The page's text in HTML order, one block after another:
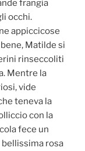
frangia
occhi.
appiccicose
Matilde si
rinseccoliti
Mentre la
vide
teneva la
con la
fece un
rosa